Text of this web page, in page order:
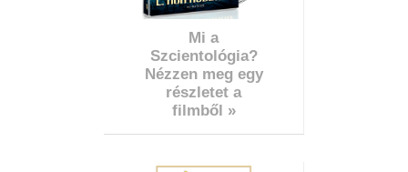
Mi a
Szcientológia?
Nézzen meg egy
részletet a
filmből »